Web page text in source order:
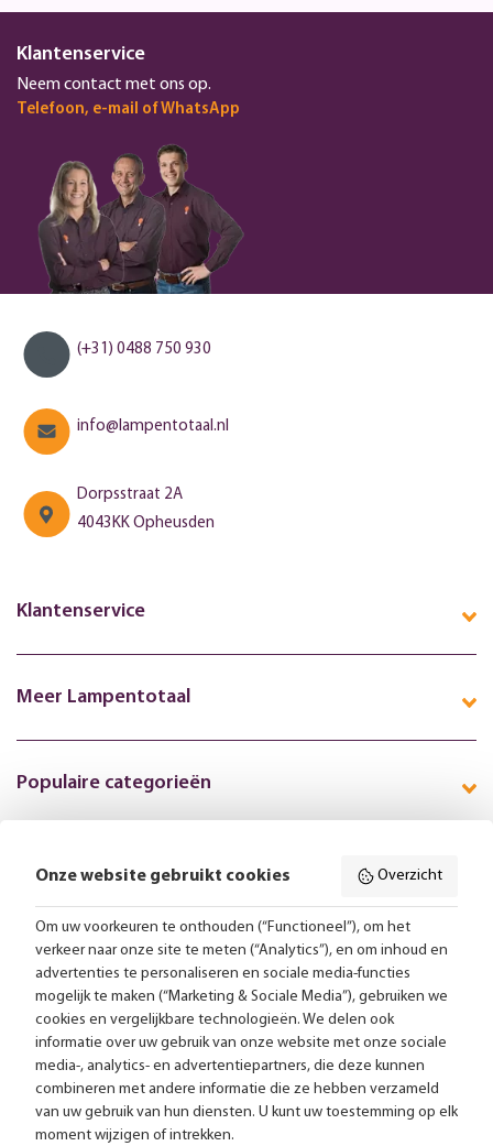
Klantenservice
Neem contact met ons op.
Telefoon, e-mail of WhatsApp
(+31) 0488 750 930
info@lampentotaal.nl
Dorpsstraat 2A
4043KK Opheusden
Klantenservice
Meer Lampentotaal
Populaire categorieën
Volg ons online:
Gratis bezorging vanaf 99,-
Advies op maat
Meer dan 25.000 lampen op voorraad
4.57 uit 2853 reviews
Onze website gebruikt cookies Overzicht
Om uw voorkeuren te onthouden (“Functioneel”), om het
verkeer naar onze site te meten (“Analytics”), en om inhoud en
advertenties te personaliseren en sociale media-functies
mogelijk te maken (“Marketing & Sociale Media”), gebruiken we
cookies en vergelijkbare technologieën. We delen ook
informatie over uw gebruik van onze website met onze sociale
media-, analytics- en advertentiepartners, die deze kunnen
combineren met andere informatie die ze hebben verzameld
van uw gebruik van hun diensten. U kunt uw toestemming op elk
moment wijzigen of intrekken.